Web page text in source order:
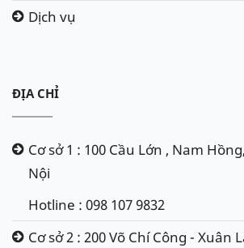
Dịch vụ
ĐỊA CHỈ
Cơ sở 1 : 100 Cầu Lớn , Nam
Nội
Hotline : 098 107 9832
Cơ sở 2 : 200 Võ Chí Công - Xuân